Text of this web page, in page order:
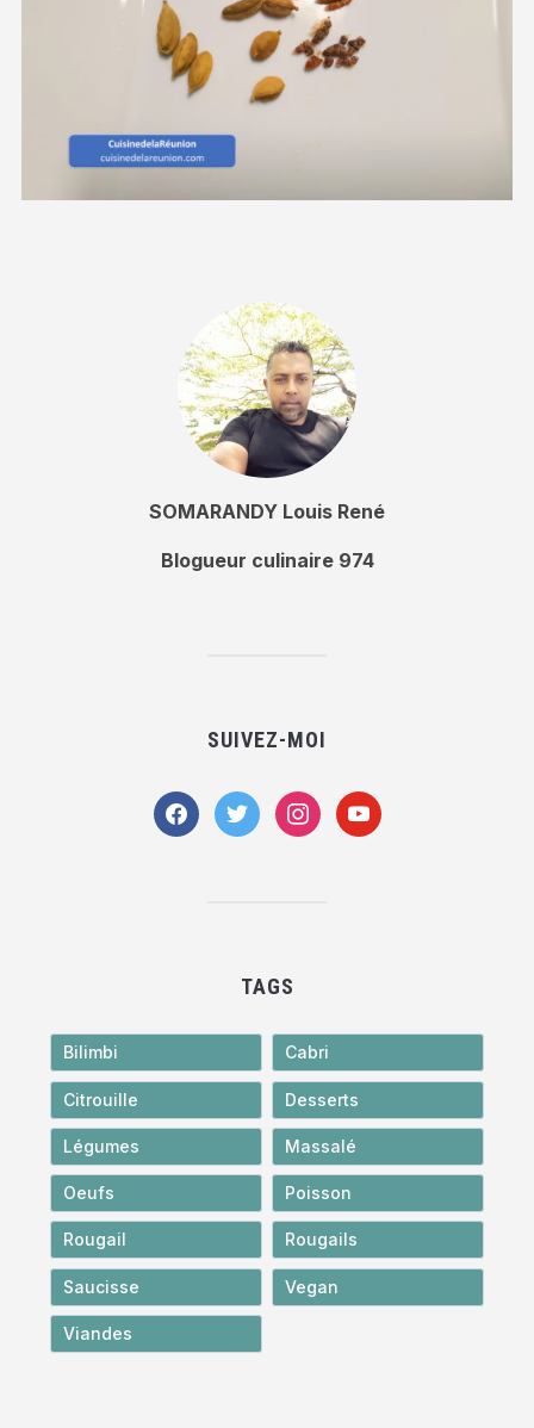
SOMARANDY Louis René
Blogueur culinaire 974
SUIVEZ-MOI
facebooktwitter instagramyoutube
TAGS
Bilimbi Cabri
Citrouille Desserts
Légumes Massalé
Oeufs Poisson
Rougail Rougails
Saucisse Vegan
Viandes